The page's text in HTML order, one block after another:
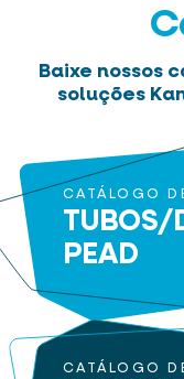
Baixe nossos
soluções
CATÁLOGO
TUBOS/
PEAD
CATÁLOGO